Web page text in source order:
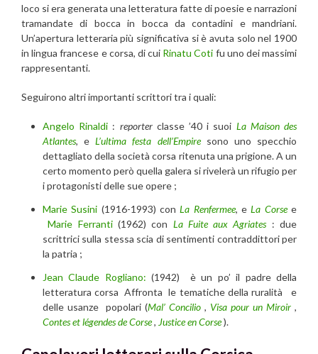
loco si era generata una letteratura fatte di poesie e narrazioni
tramandate di bocca in bocca da contadini e mandriani.
Un’apertura letteraria più significativa si è avuta solo nel 1900
in lingua francese e corsa, di cui Rinatu Coti fu uno dei massimi
rappresentanti.
Seguirono altri importanti scrittori tra i quali:
Angelo Rinaldi : reporter classe ’40 i suoi La Maison des
Atlantes, eL’ultima festa dell’Empiresono uno specchio
dettagliato della società corsa ritenuta una prigione. A un
certo momento però quella galera si rivelerà un rifugio per
i protagonisti delle sue opere ;
Marie Susini (1916-1993) conLa Renfermee, eLa Corsee
Marie Ferranti(1962) con La Fuite aux Agriates: due
scrittrici sulla stessa scia di sentimenti contraddittori per
la patria ;
Jean Claude Rogliano:(1942) è un po’ il padre della
letteratura corsa Affronta le tematiche della ruralità e
delle usanze popolari (Mal’ Concilio , Visa pour un Miroir ,
Contes et légendes de Corse, Justice en Corse).